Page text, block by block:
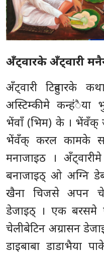
अँट्वारके अँट्वारी
अँट्वारी टिहुवारके
अस्टिम्कीमे कन्हंैया
भेंवाँ (भिम) के । भेंवँक्
भेंवँक् करल कामके
मनाजाइठ ।
बनाजाइठ् ओ अग्नि
खैना चिजसे अपन
डेजाइठ् । एक
चेलीबेटिन अग्रासन
डाइबाबा डाडाभैया